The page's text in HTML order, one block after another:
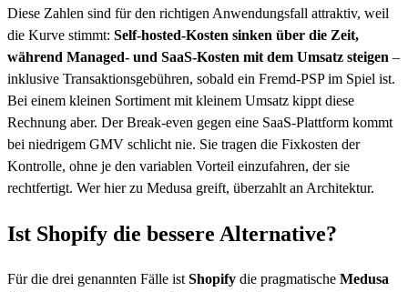
Diese Zahlen sind für den richtigen Anwendungsfall attraktiv, weil
die Kurve stimmt: Self-hosted-Kosten sinken über die Zeit,
während Managed- und SaaS-Kosten mit dem Umsatz steigen –
inklusive Transaktionsgebühren, sobald ein Fremd-PSP im Spiel ist.
Bei einem kleinen Sortiment mit kleinem Umsatz kippt diese
Rechnung aber. Der Break-even gegen eine SaaS-Plattform kommt
bei niedrigem GMV schlicht nie. Sie tragen die Fixkosten der
Kontrolle, ohne je den variablen Vorteil einzufahren, der sie
rechtfertigt. Wer hier zu Medusa greift, überzahlt an Architektur.
Ist Shopify die bessere Alternative?
Für die drei genannten Fälle ist Shopify die pragmatische Medusa